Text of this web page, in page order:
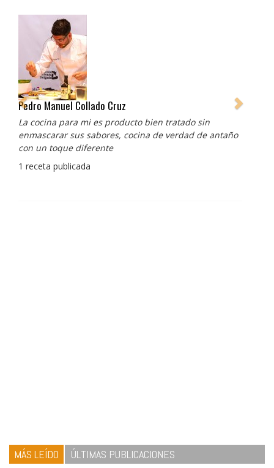
Pedro Manuel Collado Cruz
La cocina para mi es producto bien tratado sin
enmascarar sus sabores, cocina de verdad de antaño
con un toque diferente
1 receta publicada
MÁS LEÍDO ÚLTIMAS PUBLICACIONES